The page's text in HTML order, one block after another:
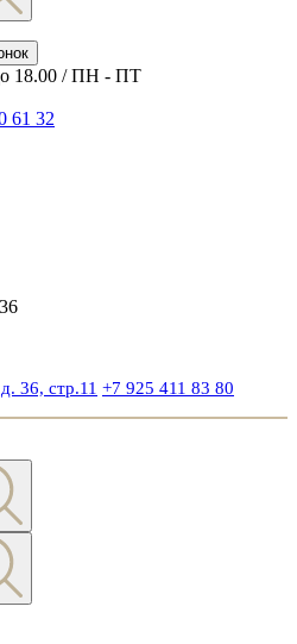
18.00 / ПН - ПТ
61 32
36, стр.11 +7 925 411 83 80